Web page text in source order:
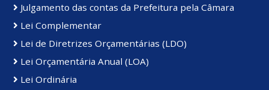
Julgamento das contas da Prefeitura pela Câmara
Lei Complementar
Lei de Diretrizes Orçamentárias (LDO)
Lei Orçamentária Anual (LOA)
Lei Ordinária